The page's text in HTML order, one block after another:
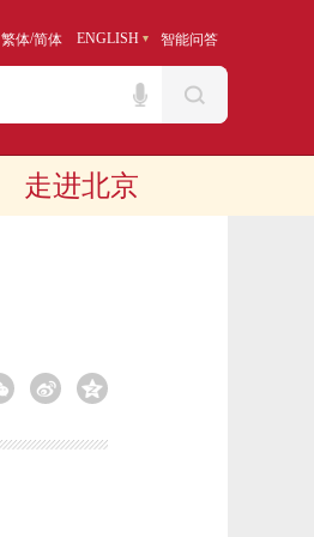
繁体/简体 ENGLISH 智能问答
走进北京